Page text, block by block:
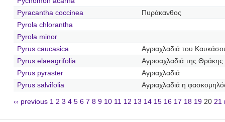
Pyracantha coccinea
Πυράκανθος
Pyrola chlorantha
Pyrola minor
Pyrus caucasica
Αγριαχλαδιά του
Pyrus elaeagrifolia
Αγριοαχλαδιά της Θράκης
Pyrus pyraster
Αγριαχλαδιά
Pyrus salvifolia
Αγριαχλαδιά η
‹‹ previous 1 2 3 4 5 6 7 8 9 10 11 12 13 14 15 16 17 18 19 20 21